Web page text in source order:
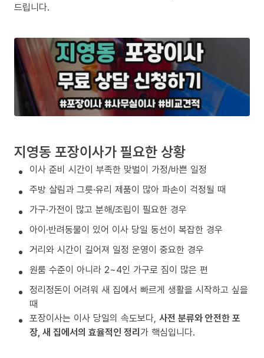
드립니다.
지영동 포장이사가 필요한 상황
이사 준비 시간이 부족한 맞벌이 가정/바쁜 일정
주방 살림과 그릇·유리 제품이 많아 파손이 걱정될 때
가구·가전이 많고 분해/조립이 필요한 경우
아이·반려동물이 있어 이사 당일 동선이 복잡한 경우
거리와 시간이 길어져 일정 운영이 중요한 경우
원룸 수준이 아니라 2~4인 가구로 짐이 많은 편
정리정돈이 어려워 새 집에서 빠르게 생활을 시작하고 싶을
때
포장이사는 이사 당일의 속도보다, 사전 분류와 안전한 포
장, 새 집에서의 효율적인 정리가 핵심입니다.